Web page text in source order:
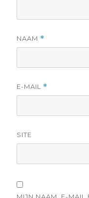
NAAM *
E-MAIL *
SITE